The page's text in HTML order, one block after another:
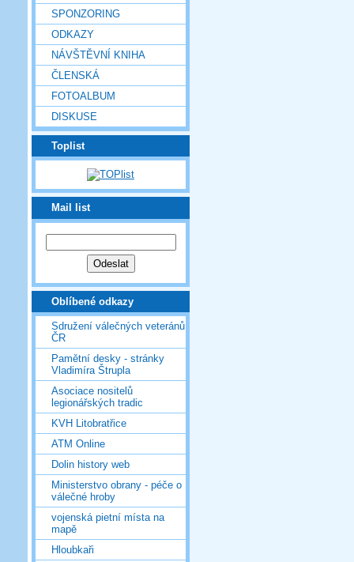
SPONZORING
ODKAZY
NÁVŠTĚVNÍ KNIHA
ČLENSKÁ
FOTOALBUM
DISKUSE
Toplist
Mail list
Oblíbené odkazy
Sdružení válečných veteránů
ČR
Pamětní desky - stránky
Vladimíra Štrupla
Asociace nositelů
legionářských tradic
KVH Litobratřice
ATM Online
Dolin history web
Ministerstvo obrany - péče o
válečné hroby
vojenská pietní místa na
mapě
Hloubkaři